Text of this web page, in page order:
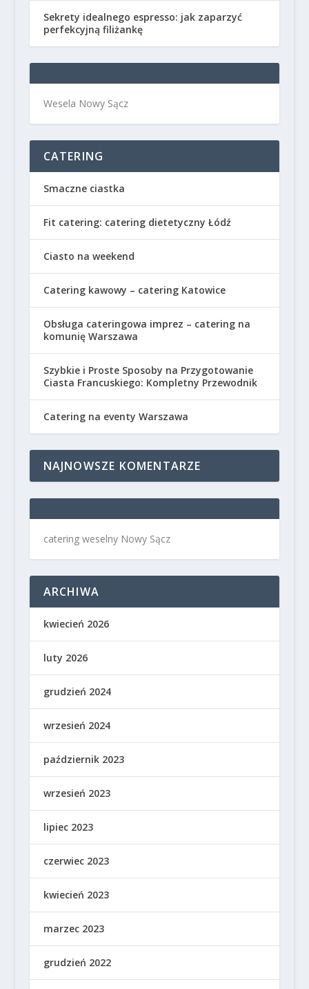
Sekrety idealnego espresso: jak zaparzyć
perfekcyjną filiżankę
Wesela Nowy Sącz
CATERING
Smaczne ciastka
Fit catering: catering dietetyczny Łódź
Ciasto na weekend
Catering kawowy – catering Katowice
Obsługa cateringowa imprez – catering na
komunię Warszawa
Szybkie i Proste Sposoby na Przygotowanie
Ciasta Francuskiego: Kompletny Przewodnik
Catering na eventy Warszawa
NAJNOWSZE KOMENTARZE
catering weselny Nowy Sącz
ARCHIWA
kwiecień 2026
luty 2026
grudzień 2024
wrzesień 2024
październik 2023
wrzesień 2023
lipiec 2023
czerwiec 2023
kwiecień 2023
marzec 2023
grudzień 2022